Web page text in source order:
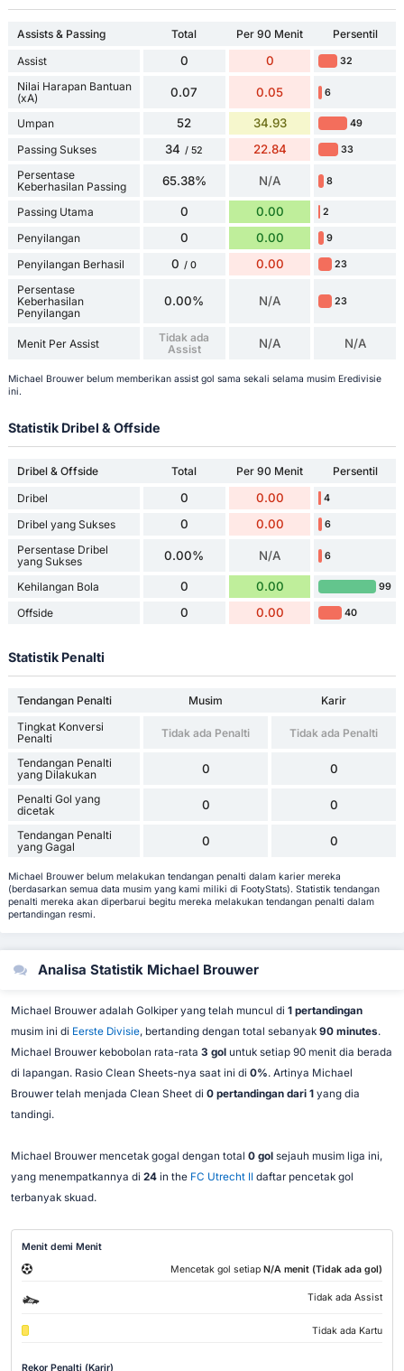
Assists & Passing Total Per 90 Menit
Persentil
Assist
0 0 32
Nilai Harapan Bantuan
(xA)
0.07 0.05 6
Umpan 52 34.93 49
Passing Sukses 34 / 52 22.84 33
Persentase
Keberhasilan Passing
65.38% N/A 8
Passing Utama 0 0.00 2
Penyilangan 0 0.00 9
Penyilangan Berhasil 0 / 0 0.00 23
Persentase
Keberhasilan
Penyilangan
0.00% N/A 23
Menit Per Assist
Tidak ada
Assist
N/A N/A
Michael Brouwer belum memberikan assist gol sama sekali selama musim Eredivisie
ini.
Statistik Dribel & Offside
Dribel & Offside Total Per 90 Menit
Persentil
Dribel
0 0.00 4
Dribel yang Sukses 0 0.00 6
Persentase Dribel
yang Sukses
0.00% N/A 6
Kehilangan Bola 0 0.00 99
Offside 0 0.00 40
Statistik Penalti
Tendangan Penalti Musim
Karir
Tingkat Konversi
Penalti
Tidak ada Penalti Tidak ada Penalti
Tendangan Penalti
yang Dilakukan
0 0
Penalti Gol yang
dicetak
0 0
Tendangan Penalti
yang Gagal
0 0
Michael Brouwer belum melakukan tendangan penalti dalam karier mereka
(berdasarkan semua data musim yang kami miliki di FootyStats). Statistik tendangan
penalti mereka akan diperbarui begitu mereka melakukan tendangan penalti dalam
pertandingan resmi.
Analisa Statistik Michael Brouwer
Michael Brouwer adalah Golkiper yang telah muncul di 1 pertandingan
musim ini di Eerste Divisie, bertanding dengan total sebanyak 90 minutes.
Michael Brouwer kebobolan rata-rata 3 goluntuk setiap 90 menit dia berada
di lapangan. Rasio Clean Sheets-nya saat ini di 0%. Artinya Michael
Brouwer telah menjada Clean Sheet di 0 pertandingan dari 1yang dia
tandingi.
Michael Brouwer mencetak gogal dengan total 0 golsejauh musim liga ini,
yang menempatkannya di 24in the FC Utrecht II daftar pencetak gol
terbanyak skuad.
Menit demi Menit
Mencetak gol setiap N/A menit (Tidak ada gol)
Tidak ada Assist
Tidak ada Kartu
Rekor Penalti (Karir)